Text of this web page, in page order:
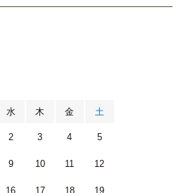
水 木 金 土
2 3 4 5
9 10 11 12
16 17 18 19